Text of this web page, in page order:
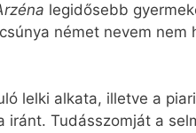
legidősebb
német nevem
lelki alkata, illetve a
Tudásszomját a